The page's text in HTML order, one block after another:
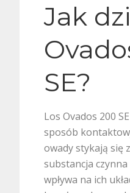
Jak
SE?
Los Ovados 200
sposób
owady stykają się
substancja
wpływa na ich